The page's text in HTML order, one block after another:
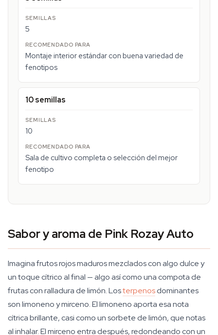
5
Montaje interior estándar con buena variedad de
fenotipos
10 semillas
10
Sala de cultivo completa o selección del mejor
fenotipo
Sabor y aroma de Pink Rozay Auto
Imagina frutos rojos maduros mezclados con algo dulce y
un toque cítrico al final — algo así como una compota de
frutas con ralladura de limón. Losterpenosdominantes
son limoneno y mirceno. El limoneno aporta esa nota
cítrica brillante, casi como un sorbete de limón, que notas
al inhalar. El mirceno entra después, redondeando con un